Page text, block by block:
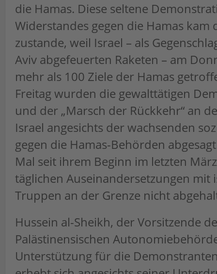
die Hamas. Diese seltene
Widerstandes gegen die Hamas kam
zustande, weil Israel – als
Aviv abgefeuerten Raketen – am
mehr als 100 Ziele der Hamas
Freitag wurden die gewalttätigen
und der „Marsch der Rückkehr“ an
Israel angesichts der wachsenden
gegen die Hamas-Behörden
Mal seit ihrem Beginn im letzten
täglichen Auseinandersetzungen mit
Truppen an der Grenze nicht
Hussein al-Sheikh, der Vorsitzende
Palästinensischen
Unterstützung für die Demonstranten